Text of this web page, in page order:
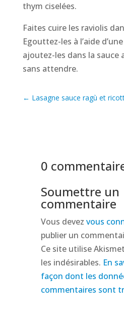
thym ciselées.
Faites cuire les raviolis
Egouttez-les à l’aide
ajoutez-les dans la sauce
sans attendre.
← Lasagne sauce ragù et
0
Soumettre un
commentaire
Vous devez vous
publier un
Ce site utilise
les indésirables. En
façon dont les
commentaires sont